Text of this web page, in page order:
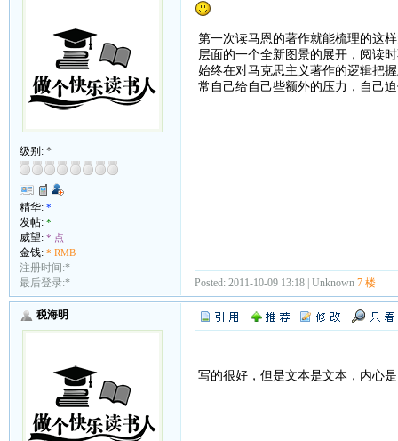
级别: *
精华: *
发帖: *
威望: * 点
金钱: * RMB
注册时间:*
最后登录:*
第一次读马恩的著作就能梳理的这
层面的一个全新图景的展开，阅读
始终在对马克思主义著作的逻辑把
常自己给自己些额外的压力，自己
Posted: 2011-10-09 13:18 | Unknown 7 楼
税海明
写的很好，但是文本是文本，内心